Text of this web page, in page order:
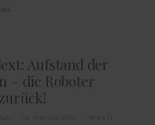
Aufstand der
– die Roboter